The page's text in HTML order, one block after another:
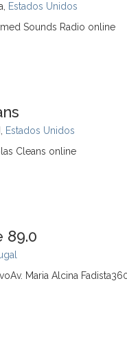
Estados Unidos
Sounds Radio online
Estados Unidos
Cleans online
89.0
Maria Alcina